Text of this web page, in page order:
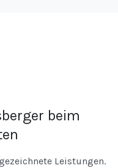
beim
Leistungen.